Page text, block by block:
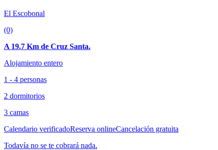
El Escobonal
(0)
A 19.7 Km de Cruz Santa.
Alojamiento entero
1 - 4 personas
2 dormitorios
3 camas
Calendario verificadoReserva onlineCancelación gratuita
Todavía no se te cobrará nada.